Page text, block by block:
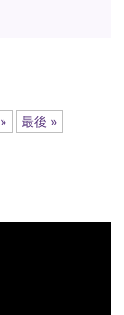
» 最後 »